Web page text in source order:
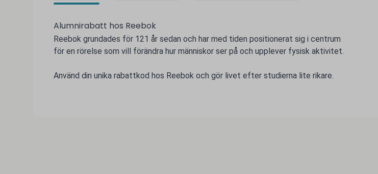
Alumnirabatt hos Reebok
Reebok grundades för 121 år sedan och har med tiden positionerat sig i centrum
för en rörelse som vill förändra hur människor ser på och upplever fysisk aktivitet.
Använd din unika rabattkod hos Reebok och gör livet efter studierna lite rikare.